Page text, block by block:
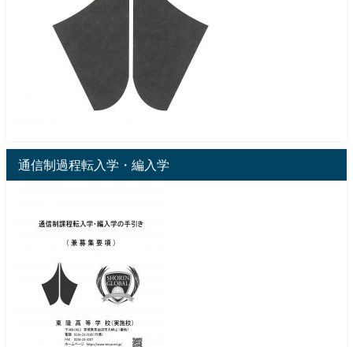
通信制過程転入学・編入学